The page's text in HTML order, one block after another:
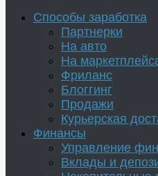
Способы заработка
Партнерки
На авто
На
Фриланс
Блоггинг
Продажи
Курьерская
Финансы
Управление
Вклады и